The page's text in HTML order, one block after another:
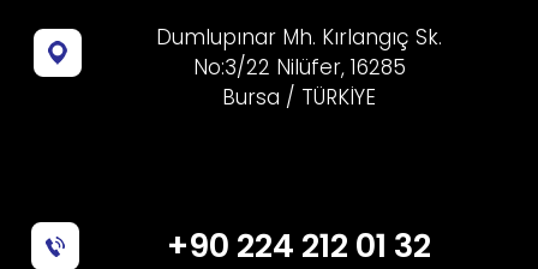
Dumlupınar Mh. Kırlangıç Sk.
No:3/22 Nilüfer, 16285
Bursa / TÜRKİYE
+90 224 212 01 32